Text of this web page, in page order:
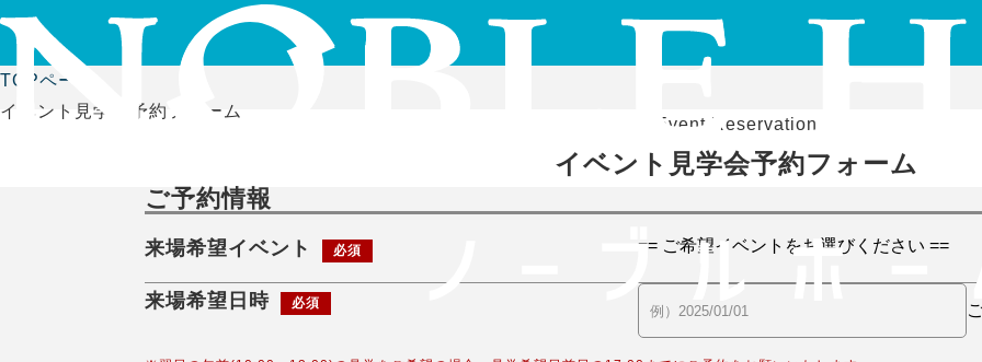
TOPページ
イベント見学会予約フォーム
Event Reservation
イベント見学会予約フォーム
ご予約情報
来場希望イベント 必須
来場希望日時 必須